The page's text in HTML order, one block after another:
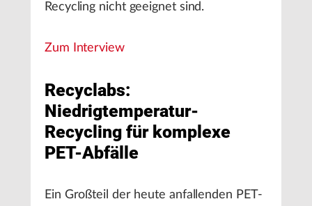
Recycling nicht geeignet sind.
Zum Interview
Recyclabs:
Niedrigtemperatur-
Recycling für komplexe
PET-Abfälle
Ein Großteil der heute anfallenden PET-